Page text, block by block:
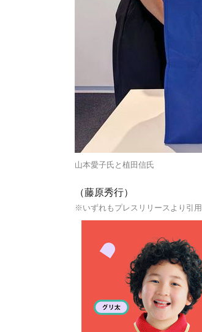
山本愛子氏と植田信氏
（藤原秀行）
※いずれもプレスリリースより引用